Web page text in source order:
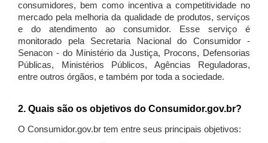
consumidores, bem como incentiva a competitividade no
mercado pela melhoria da qualidade de produtos, serviços
e do atendimento ao consumidor. Esse serviço é
monitorado pela Secretaria Nacional do Consumidor -
Senacon - do Ministério da Justiça, Procons, Defensorias
Públicas, Ministérios Públicos, Agências Reguladoras,
entre outros órgãos, e também por toda a sociedade.
2. Quais são os objetivos do Consumidor.gov.br?
O Consumidor.gov.br tem entre seus principais objetivos: